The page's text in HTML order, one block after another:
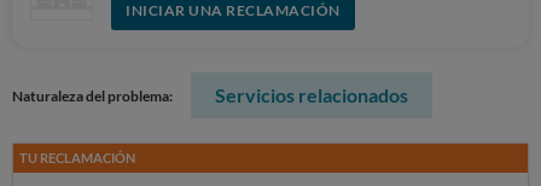
INICIAR UNA RECLAMACIÓN
Naturaleza del problema: Servicios relacionados
TU RECLAMACIÓN